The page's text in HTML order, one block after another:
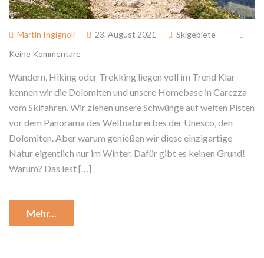
Martin Ingignoli 23. August 2021
Skigebiete
Keine Kommentare
Wandern, Hiking oder Trekking liegen voll im Trend Klar
kennen wir die Dolomiten und unsere Homebase in Carezza
vom Skifahren. Wir ziehen unsere Schwünge auf weiten Pisten
vor dem Panorama des Weltnaturerbes der Unesco, den
Dolomiten. Aber warum genießen wir diese einzigartige
Natur eigentlich nur im Winter. Dafür gibt es keinen Grund!
Warum? Das lest […]
Mehr...